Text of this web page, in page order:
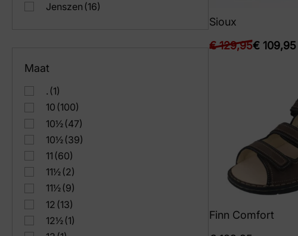
Jenszen (16)
Mephisto
Merrell
Oomens
PME (29)
Panama Jack
Rieker
Rohde
SJ Schoenen
Scholl
Sioux(18)
Skechers
Maat
. (1)
10 (100)
10½(47)
10½(39)
11 (60)
11½(2)
11½(9)
12 (13)
12½(1)
Sioux
€129,95€ 109,95
Finn Comfort